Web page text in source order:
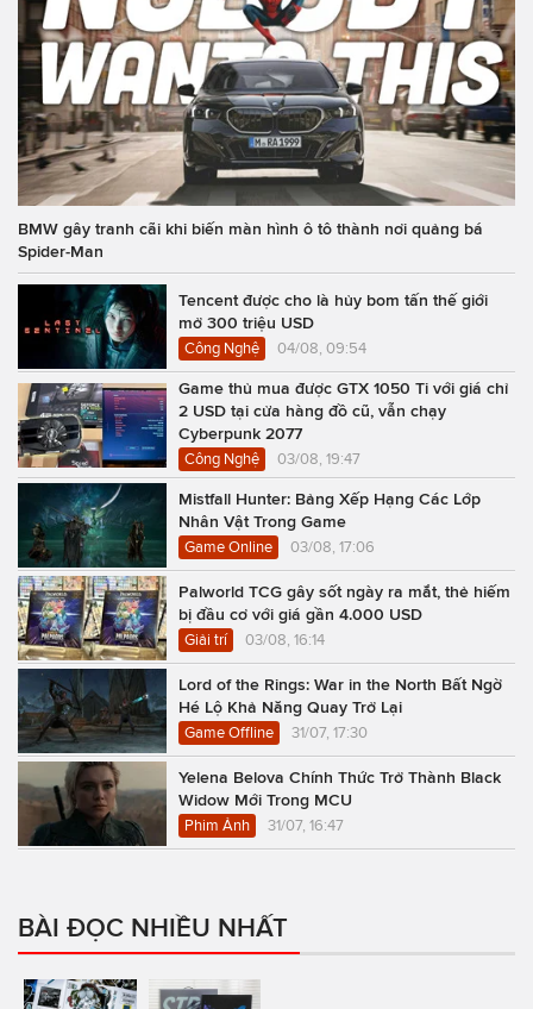
BMW gây tranh cãi khi biến màn hình ô tô thành nơi quảng bá
Spider-Man
Tencent được cho là hủy bom tấn thế giới
mở 300 triệu USD
Công Nghệ 04/08, 09:54
Game thủ mua được GTX 1050 Ti với giá chỉ
2 USD tại cửa hàng đồ cũ, vẫn chạy
Cyberpunk 2077
Công Nghệ 03/08, 19:47
Mistfall Hunter: Bảng Xếp Hạng Các Lớp
Nhân Vật Trong Game
Game Online 03/08, 17:06
Palworld TCG gây sốt ngày ra mắt, thẻ hiếm
bị đầu cơ với giá gần 4.000 USD
Giải trí 03/08, 16:14
Lord of the Rings: War in the North Bất Ngờ
Hé Lộ Khả Năng Quay Trở Lại
Game Offline 31/07, 17:30
Yelena Belova Chính Thức Trở Thành Black
Widow Mới Trong MCU
Phim Ảnh 31/07, 16:47
BÀI ĐỌC NHIỀU NHẤT